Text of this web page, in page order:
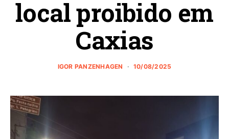
local proibido em
Caxias
IGOR PANZENHAGEN 10/08/2025